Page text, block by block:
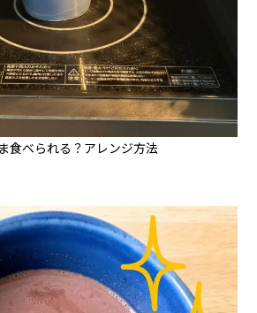
食べられる？アレンジ方法